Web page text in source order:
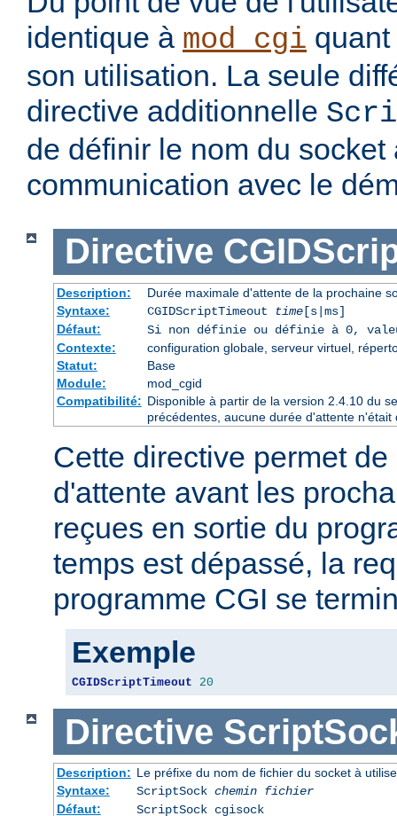
identique à mod_cgi
son utilisation. La seule
directive additionnelle
de définir le nom du
communication avec le
Directive
Description:
Durée maximale d'attente de la prochaine
Syntaxe:
CGIDScriptTimeout time[s|ms]
Défaut:
Si non définie ou définie à 0,
Contexte:
configuration globale, serveur virtuel,
Statut:
Base
Module:
mod_cgid
Compatibilité: Disponible à partir de la version 2.4.10 du
précédentes, aucune durée d'attente n'était
Cette directive permet
d'attente avant les
reçues en sortie du
temps est dépassé, la
programme CGI se
Exemple
CGIDScriptTimeout 20
Directive
Description: Le préfixe du nom de fichier du socket à
Syntaxe:
ScriptSock chemin fichier
Défaut:
ScriptSock cgisock